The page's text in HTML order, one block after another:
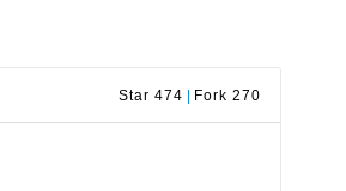
Star 474 | Fork 270